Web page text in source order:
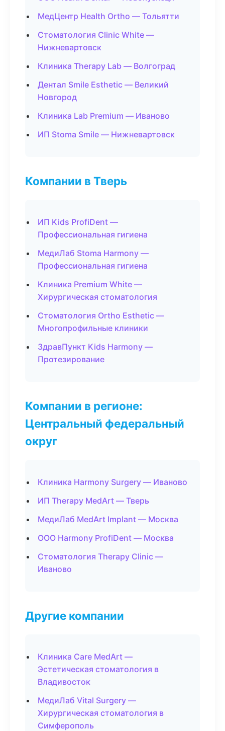
МедЦентр Health Ortho — Тольятти
Стоматология Clinic White —
Нижневартовск
Клиника Therapy Lab — Волгоград
Дентал Smile Esthetic — Великий
Новгород
Клиника Lab Premium — Иваново
ИП Stoma Smile — Нижневартовск
Компании в Тверь
ИП Kids ProfiDent —
Профессиональная гигиена
МедиЛаб Stoma Harmony —
Профессиональная гигиена
Клиника Premium White —
Хирургическая стоматология
Стоматология Ortho Esthetic —
Многопрофильные клиники
ЗдравПункт Kids Harmony —
Протезирование
Компании в регионе:
Центральный федеральный
округ
Клиника Harmony Surgery — Иваново
ИП Therapy MedArt — Тверь
МедиЛаб MedArt Implant — Москва
ООО Harmony ProfiDent — Москва
Стоматология Therapy Clinic —
Иваново
Другие компании
Клиника Care MedArt —
Эстетическая стоматология в
Владивосток
МедиЛаб Vital Surgery —
Хирургическая стоматология в
Симферополь